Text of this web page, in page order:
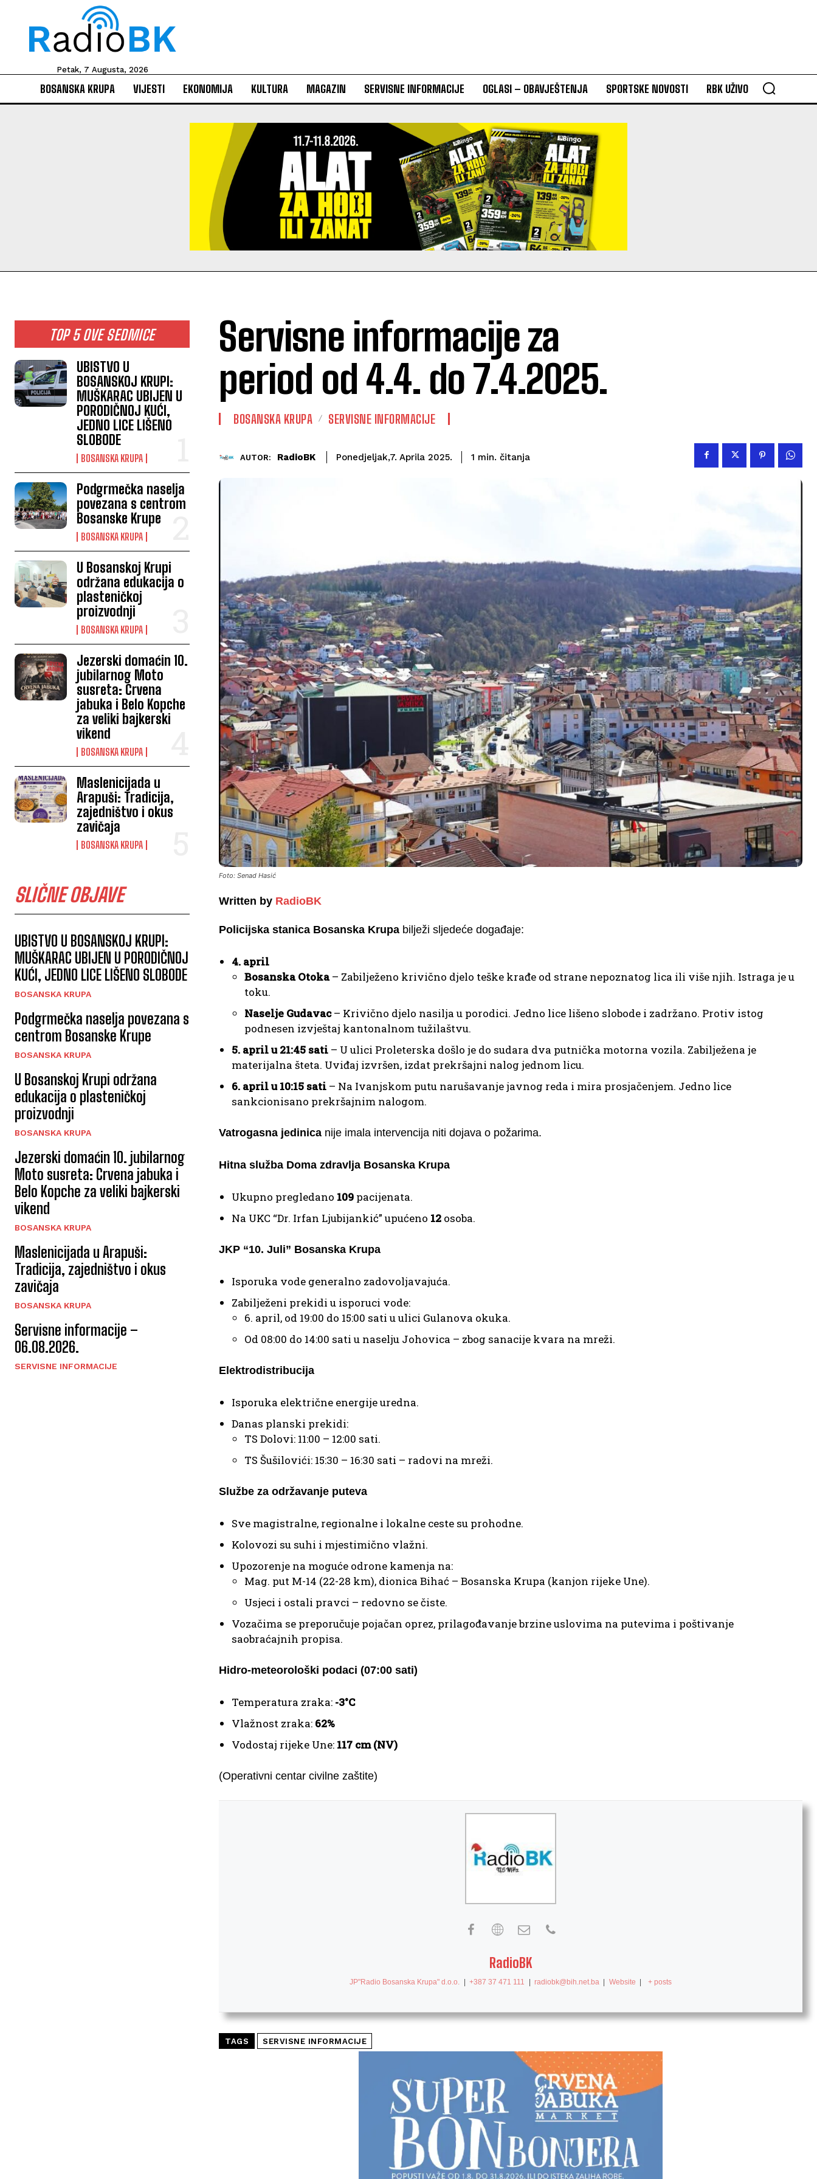
Petak, 7 Augusta, 2026
BOSANSKA KRUPA VIJESTI EKONOMIJA KULTURA MAGAZIN SERVISNE INFORMACIJE OGLASI – OBAVJEŠTENJA SPORTSKE NOVOSTI RBK UŽIVO
TOP 5 OVE SEDMICE
UBISTVO U
BOSANSKOJ KRUPI:
MUŠKARAC UBIJEN U
PORODIČNOJ KUĆI,
JEDNO LICE LIŠENO
SLOBODE
BOSANSKA KRUPA
Podgrmečka naselja
povezana s centrom
Bosanske Krupe
BOSANSKA KRUPA
U Bosanskoj Krupi
održana edukacija o
plasteničkoj
proizvodnji
BOSANSKA KRUPA
Jezerski domaćin 10.
jubilarnog Moto
susreta: Crvena
jabuka i Belo Kopche
za veliki bajkerski
vikend
BOSANSKA KRUPA
Maslenicijada u
Arapuši: Tradicija,
zajedništvo i okus
zavičaja
BOSANSKA KRUPA
SLIČNE OBJAVE
UBISTVO U BOSANSKOJ KRUPI:
MUŠKARAC UBIJEN U PORODIČNOJ
KUĆI, JEDNO LICE LIŠENO SLOBODE
BOSANSKA KRUPA
Podgrmečka naselja povezana s
centrom Bosanske Krupe
BOSANSKA KRUPA
U Bosanskoj Krupi održana
edukacija o plasteničkoj
proizvodnji
BOSANSKA KRUPA
Jezerski domaćin 10. jubilarnog
Moto susreta: Crvena jabuka i
Belo Kopche za veliki bajkerski
vikend
BOSANSKA KRUPA
Maslenicijada u Arapuši:
Tradicija, zajedništvo i okus
zavičaja
BOSANSKA KRUPA
Servisne informacije –
06.08.2026.
SERVISNE INFORMACIJE
Servisne informacije za
period od 4.4. do 7.4.2025.
BOSANSKA KRUPA SERVISNE INFORMACIJE
AUTOR: RadioBK Ponedjeljak,7. Aprila 2025. 1 min. čitanja
Foto: Senad Hasić
Written by RadioBK
Policijska stanica Bosanska Krupa bilježi sljedeće događaje:
4. april
Bosanska Otoka– Zabilježeno krivično djelo teške krađe od strane nepoznatog lica ili više njih. Istraga je u
toku.
Naselje Gudavac– Krivično djelo nasilja u porodici. Jedno lice lišeno slobode i zadržano. Protiv istog
podnesen izvještaj kantonalnom tužilaštvu.
5. april u 21:45 sati – U ulici Proleterska došlo je do sudara dva putnička motorna vozila. Zabilježena je
materijalna šteta. Uviđaj izvršen, izdat prekršajni nalog jednom licu.
6. april u 10:15 sati – Na Ivanjskom putu narušavanje javnog reda i mira prosjačenjem. Jedno lice
sankcionisano prekršajnim nalogom.
Vatrogasna jedinica nije imala intervencija niti dojava o požarima.
Hitna služba Doma zdravlja Bosanska Krupa
Ukupno pregledano 109 pacijenata.
Na UKC “Dr. Irfan Ljubijankić” upućeno 12 osoba.
JKP “10. Juli” Bosanska Krupa
Isporuka vode generalno zadovoljavajuća.
Zabilježeni prekidi u isporuci vode:
6. april, od 19:00 do 15:00 sati u ulici Gulanova okuka.
Od 08:00 do 14:00 sati u naselju Johovica – zbog sanacije kvara na mreži.
Elektrodistribucija
Isporuka električne energije uredna.
Danas planski prekidi:
TS Dolovi: 11:00 – 12:00 sati.
TS Šušilovići: 15:30 – 16:30 sati – radovi na mreži.
Službe za održavanje puteva
Sve magistralne, regionalne i lokalne ceste su prohodne.
Kolovozi su suhi i mjestimično vlažni.
Upozorenje na moguće odrone kamenja na:
Mag. put M-14 (22-28 km), dionica Bihać – Bosanska Krupa (kanjon rijeke Une).
Usjeci i ostali pravci – redovno se čiste.
Vozačima se preporučuje pojačan oprez, prilagođavanje brzine uslovima na putevima i poštivanje
saobraćajnih propisa.
Hidro-meteorološki podaci (07:00 sati)
Temperatura zraka: -3°C
Vlažnost zraka: 62%
Vodostaj rijeke Une: 117 cm (NV)
(Operativni centar civilne zaštite)
RadioBK
JP"Radio Bosanska Krupa" d.o.o. | +387 37 471 111 | radiobk@bih.net.ba | Website | + posts
TAGS SERVISNE INFORMACIJE